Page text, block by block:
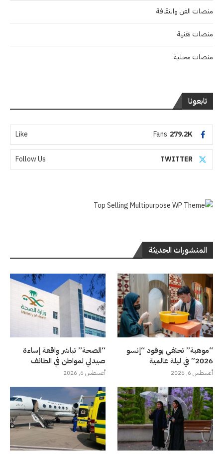
منصات الفن والثقافة
منصات تقنية
منصات محلية
تابعونا
279.2K
Fans
Like
TWITTER
Follow Us
المنشورات الحديثة
“موهبة” تحتفي بوفود “إنسو
2026” في ليلة عالمية
أغسطس 6, 2026
“الصحة” تباشر واقعة إساءة
صيدلي لمواطن في الطائف
أغسطس 6, 2026